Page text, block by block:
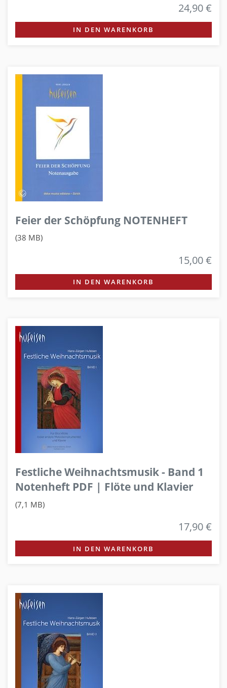
24,90 €
IN DEN WARENKORB
Feier der Schöpfung NOTENHEFT
(38 MB)
15,00 €
IN DEN WARENKORB
Festliche Weihnachtsmusik - Band 1
Notenheft PDF | Flöte und Klavier
(7,1 MB)
17,90 €
IN DEN WARENKORB